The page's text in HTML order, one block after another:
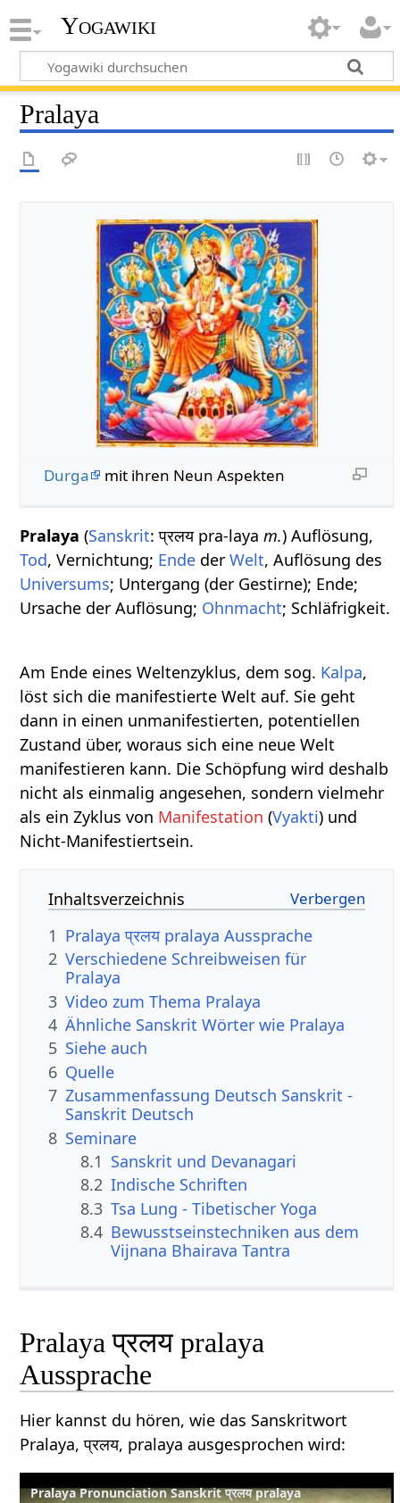
Yogawiki
Pralaya
Durga mit ihren Neun Aspekten
Pralaya (Sanskrit: प्रलय pra-layam.) Auflösung,
Tod, Vernichtung; Ende derWelt, Auflösung des
Universums; Untergang (der Gestirne); Ende;
Ursache der Auflösung; Ohnmacht; Schläfrigkeit.
Am Ende eines Weltenzyklus, dem sog. Kalpa,
löst sich die manifestierte Welt auf. Sie geht
dann in einen unmanifestierten, potentiellen
Zustand über, woraus sich eine neue Welt
manifestieren kann. Die Schöpfung wird deshalb
nicht als einmalig angesehen, sondern vielmehr
als ein Zyklus von Manifestation (Vyakti) und
Nicht-Manifestiertsein.
Inhaltsverzeichnis
1 Pralaya प्रलय pralaya Aussprache
2 Verschiedene Schreibweisen für
Pralaya
3 Video zum Thema Pralaya
4 Ähnliche Sanskrit Wörter wie Pralaya
5 Siehe auch
6 Quelle
7 Zusammenfassung Deutsch Sanskrit -
Sanskrit Deutsch
8 Seminare
8.1 Sanskrit und Devanagari
8.2 Indische Schriften
8.3 Tsa Lung - Tibetischer Yoga
8.4 Bewusstseinstechniken aus dem
Vijnana Bhairava Tantra
Pralaya प्रलय pralaya
Aussprache
Hier kannst du hören, wie das Sanskritwort
Pralaya, प्रलय, pralaya ausgesprochen wird:
Pralaya Pronunciation Sanskrit प्रलय pralaya